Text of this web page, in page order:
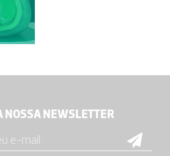
NOSSA NEWSLETTER